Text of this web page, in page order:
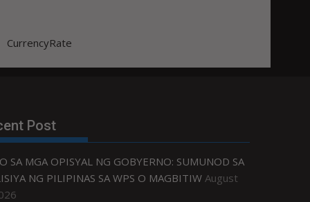
CurrencyRate
Post
SA MGA OPISYAL NG GOBYERNO: SUMUNOD SA
NG PILIPINAS SA WPS O MAGBITIW August